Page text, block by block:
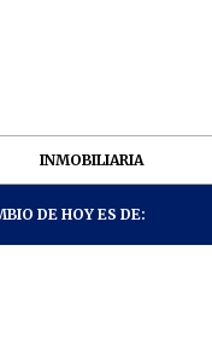
INMOBILIARIA
DE HOY ES DE: